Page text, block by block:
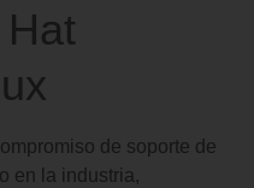
de soporte de
en la industria,